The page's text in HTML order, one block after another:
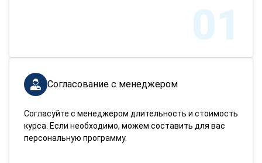
01
Согласование с менеджером
Согласуйте с менеджером длительность и стоимость
курса. Если необходимо, можем составить для вас
персональную программу.